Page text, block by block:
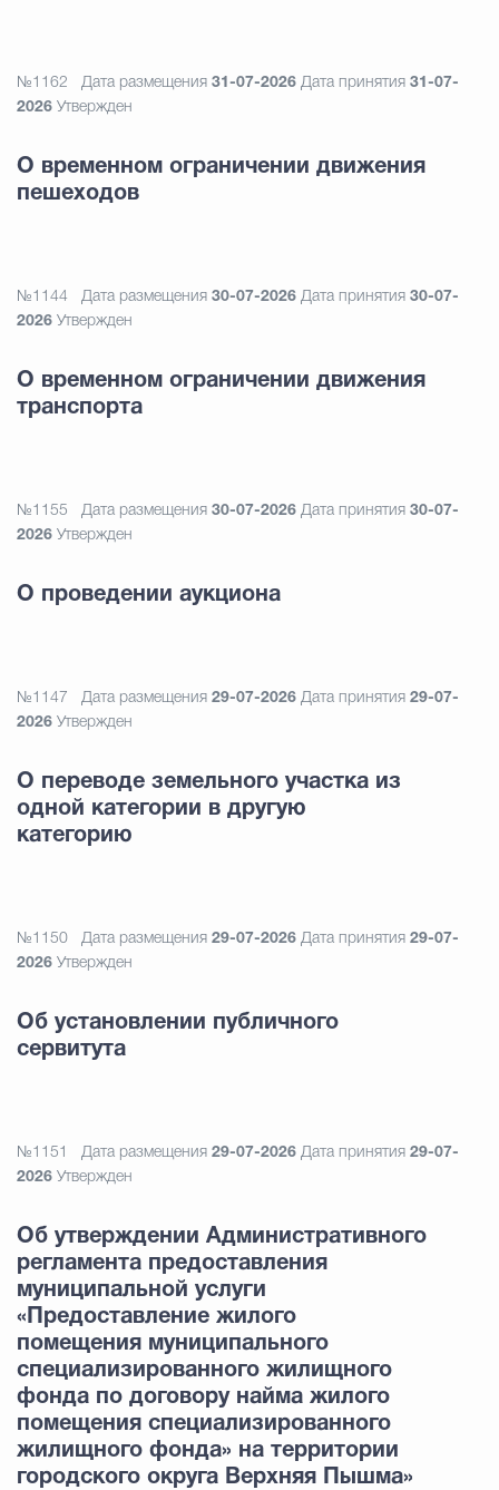
№1162 Дата размещения 31-07-2026 Дата принятия 31-07-
2026 Утвержден
О временном ограничении движения
пешеходов
№1144 Дата размещения 30-07-2026 Дата принятия 30-07-
2026 Утвержден
О временном ограничении движения
транспорта
№1155 Дата размещения 30-07-2026 Дата принятия 30-07-
2026 Утвержден
О проведении аукциона
№1147 Дата размещения 29-07-2026 Дата принятия 29-07-
2026 Утвержден
О переводе земельного участка из
одной категории в другую
категорию
№1150 Дата размещения 29-07-2026 Дата принятия 29-07-
2026 Утвержден
Об установлении публичного
сервитута
№1151 Дата размещения 29-07-2026 Дата принятия 29-07-
2026 Утвержден
Об утверждении Административного
регламента предоставления
муниципальной услуги
«Предоставление жилого
помещения муниципального
специализированного жилищного
фонда по договору найма жилого
помещения специализированного
жилищного фонда» на территории
городского округа Верхняя Пышма»